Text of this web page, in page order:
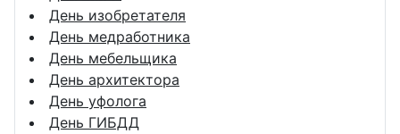
День изобретателя
День медработника
День мебельщика
День архитектора
День уфолога
День ГИБДД